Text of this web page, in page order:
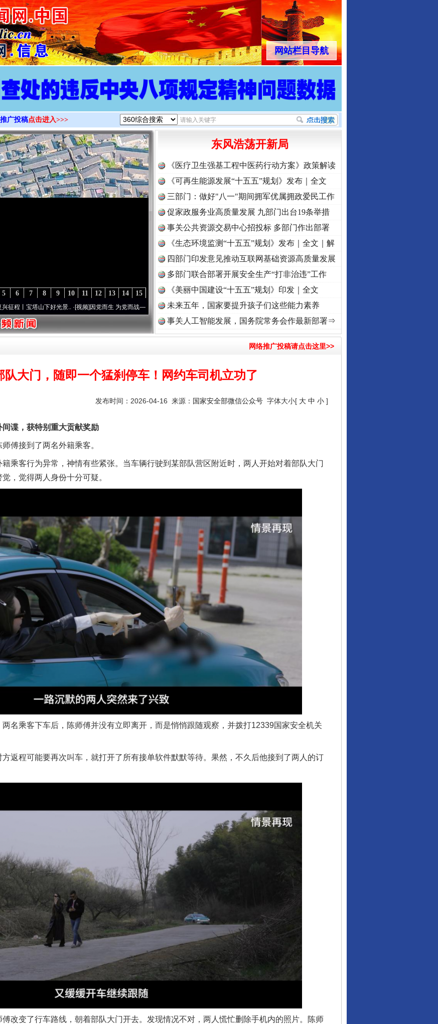
>
网站栏目导航
广投稿点击进入>>>
15
14
13
12
11
10
9
8
7
6
5
下好光景..·[视频]因党而生 为党而战——百年“纪”事⑧加强纪律..·[视频]牢记初心使命 奋进复兴征程丨“转折之城”激荡..·[视频]
东风浩荡开新局
《医疗卫生强基工程中医药行动方案》政策解读
《可再生能源发展“十五五”规划》发布｜全文
三部门：做好"八一"期间拥军优属拥政爱民工作
促家政服务业高质量发展 九部门出台19条举措
事关公共资源交易中心招投标 多部门作出部署
《生态环境监测“十五五”规划》发布｜全文｜解
读
四部门印发意见推动互联网基础资源高质量发展
多部门联合部署开展安全生产“打非治违”工作
《美丽中国建设“十五五”规划》印发｜全文
未来五年，国家要提升孩子们这些能力素养
事关人工智能发展，国务院常务会作最新部署⇒
网络推广投稿请点击这里>>
队大门，随即一个猛刹停车！网约车司机立功了
发布时间：2026-04-16 来源： 国家安全部微信公众号 字体大小[ 大 中 小 ]
谍，获特别重大贡献奖励
接到了两名外籍乘客。
客行为异常，神情有些紧张。当车辆行驶到某部队营区附近时，两人开始对着部队大门
，觉得两人身份十分可疑。
乘客下车后，陈师傅并没有立即离开，而是悄悄跟随观察，并拨打12339国家安全机关
程可能要再次叫车，就打开了所有接单软件默默等待。果然，不久后他接到了两人的订
变了行车路线，朝着部队大门开去。发现情况不对，两人慌忙删除手机内的照片。陈师